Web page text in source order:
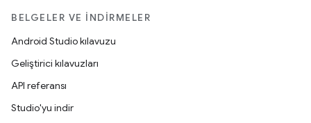
BELGELER VE İNDIRMELER
Android Studio kılavuzu
Geliştirici kılavuzları
API referansı
Studio'yu indir